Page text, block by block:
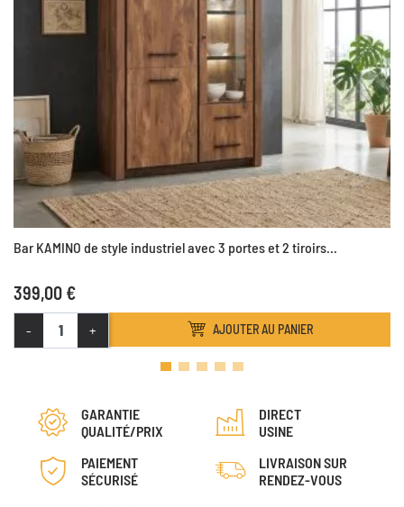
Bar KAMINO de style industriel avec 3 portes et 2 tiroirs...
399,00 €
- + AJOUTER AU PANIER
GARANTIE
QUALITÉ/PRIX
DIRECT
USINE
PAIEMENT
SÉCURISÉ
LIVRAISON SUR
RENDEZ-VOUS